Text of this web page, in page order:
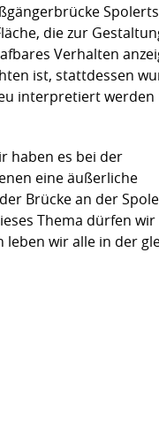
die zur
Verhalten
ist, stattdessen
interpretiert werden
haben es bei der
eine äußerliche
Brücke an der
Thema dürfen
wir alle in der